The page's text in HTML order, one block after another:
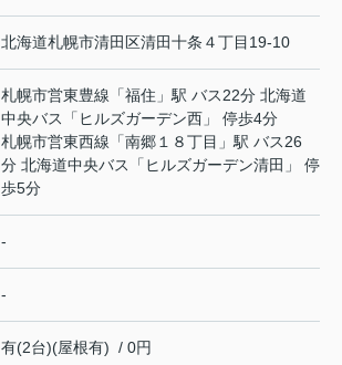
北海道札幌市清田区清田十条 ４丁目19-10
札幌市営東豊線 「福住 」駅 バス22分 北海道
中央バス「ヒルズガーデン西」 停歩4分
札幌市営東西線 「南郷１８丁目 」駅 バス26
分 北海道中央バス「ヒルズガーデン清田」 停
歩5分
-
-
有(2台)(屋根有) / 0円